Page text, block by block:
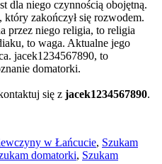
dla niego czynnością obojętną.
zakończył się rozwodem.
przez niego religia, to religia
to waga. Aktualne jego
jacek1234567890, to
domatorki.
się z jacek1234567890.
w Łańcucie, Szukam
domatorki, Szukam